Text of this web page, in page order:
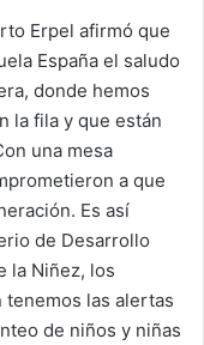
Erpel afirmó que
España el saludo
donde hemos
la fila y que están
una mesa
a que
Es así
de Desarrollo
la Niñez, los
las alertas
de niños y niñas